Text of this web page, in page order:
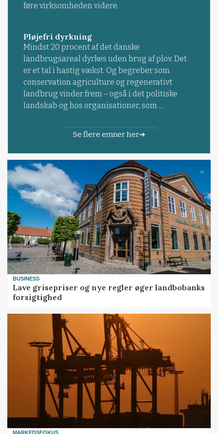
føre virksomheden videre.
Pløjefri dyrkning
Mindst 20 procent af det danske
landbrugsareal dyrkes uden brug af plov. Det
er et tal i hastig vækst. Og begreber som
conservation agriculture og regenerativt
landbrug vinder frem – også i det politiske
landskab og hos organisationer, som ...
Se flere emner her
BUSINESS
Lave grisepriser og nye regler øger landbobanks
forsigtighed
MARKEDSFOKUS